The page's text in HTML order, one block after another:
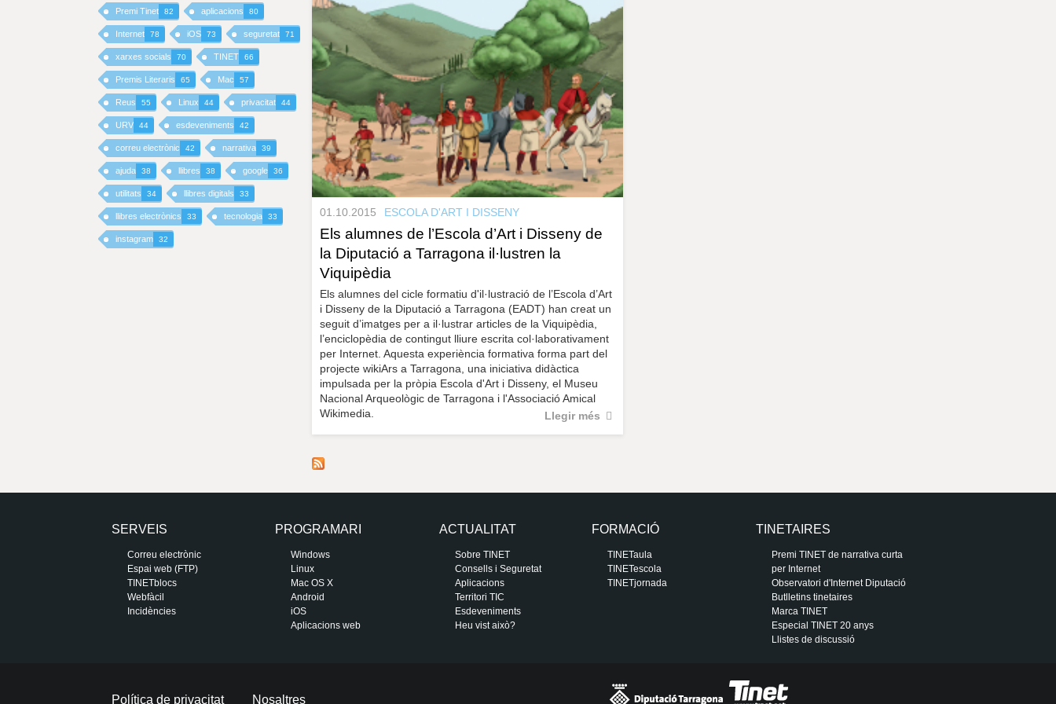
I
N
C
I
P
A
L
01.10.2015 ESCOLA D'ART I DISSENY
Els alumnes de l’Escola d’Art i Disseny de
la Diputació a Tarragona il·lustren la
Viquipèdia
Els alumnes del cicle formatiu d'il·lustració de l’Escola d’Art
i Disseny de la Diputació a Tarragona (EADT) han creat un
seguit d’imatges per a il·lustrar articles de la Viquipèdia,
l’enciclopèdia de contingut lliure escrita col·laborativament
per Internet. Aquesta experiència formativa forma part del
projecte wikiArs a Tarragona, una iniciativa didàctica
impulsada per la pròpia Escola d'Art i Disseny, el Museu
Nacional Arqueològic de Tarragona i l'Associació Amical
Wikimedia.
Llegir més
Premi Tinet 82 aplicacions 80
Internet 78 iOS 73 seguretat 71
xarxes socials 70 TINET 66
Premis Literaris 65 Mac 57
Reus 55 Linux 44 privacitat 44
URV 44 esdeveniments 42
correu electrònic 42 narrativa 39
ajuda 38 llibres 38 google 36
utilitats 34 llibres digitals 33
llibres electrònics 33 tecnologia 33
instagram 32
SERVEIS
Correu electrònic
Espai web (FTP)
TINETblocs
Webfàcil
Incidències
PROGRAMARI
Windows
Linux
Mac OS X
Android
iOS
Aplicacions web
ACTUALITAT
Sobre TINET
Consells i Seguretat
Aplicacions
Territori TIC
Esdeveniments
Heu vist això?
FORMACIÓ
TINETaula
TINETescola
TINETjornada
TINETAIRES
Premi TINET de narrativa curta
per Internet
Observatori d'Internet Diputació
Butlletins tinetaires
Marca TINET
Especial TINET 20 anys
Llistes de discussió
Política de privacitat Nosaltres